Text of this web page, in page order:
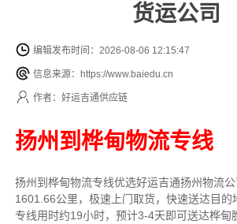
货运公司
编辑发布时间：2026-08-06 12:15:47
信息来源：https://www.baiedu.cn
作者：好运吉通供应链
扬州到桦甸物流专线
扬州到桦甸物流专线优选好运吉通扬州物流公
1601.66公里， 极速上门取货，快速送达目的
专线用时约19小时，预计3-4天即可送达桦甸